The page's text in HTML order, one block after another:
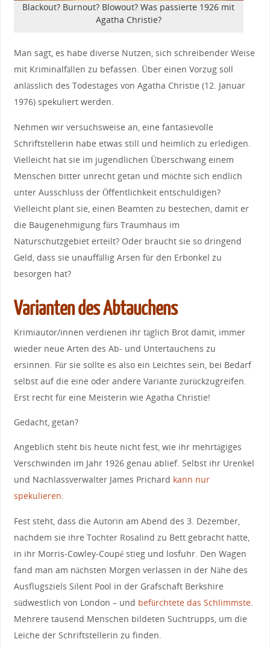
Blackout? Burnout? Blowout? Was passierte 1926 mit
Agatha Christie?
Man sagt, es habe diverse Nutzen, sich schreibender Weise
mit Kriminalfällen zu befassen. Über einen Vorzug soll
anlässlich des Todestages von Agatha Christie (12. Januar
1976) spekuliert werden.
Nehmen wir versuchsweise an, eine fantasievolle
Schriftstellerin habe etwas still und heimlich zu erledigen.
Vielleicht hat sie im jugendlichen Überschwang einem
Menschen bitter unrecht getan und möchte sich endlich
unter Ausschluss der Öffentlichkeit entschuldigen?
Vielleicht plant sie, einen Beamten zu bestechen, damit er
die Baugenehmigung fürs Traumhaus im
Naturschutzgebiet erteilt? Oder braucht sie so dringend
Geld, dass sie unauffällig Arsen für den Erbonkel zu
besorgen hat?
Varianten des Abtauchens
Krimiautor/innen verdienen ihr täglich Brot damit, immer
wieder neue Arten des Ab- und Untertauchens zu
ersinnen. Für sie sollte es also ein Leichtes sein, bei Bedarf
selbst auf die eine oder andere Variante zurückzugreifen.
Erst recht für eine Meisterin wie Agatha Christie!
Gedacht, getan?
Angeblich steht bis heute nicht fest, wie ihr mehrtägiges
Verschwinden im Jahr 1926 genau ablief. Selbst ihr Urenkel
und Nachlassverwalter James Prichard kann nur
spekulieren.
Fest steht, dass die Autorin am Abend des 3. Dezember,
nachdem sie ihre Tochter Rosalind zu Bett gebracht hatte,
in ihr Morris-Cowley-Coupé stieg und losfuhr. Den Wagen
fand man am nächsten Morgen verlassen in der Nähe des
Ausflugsziels Silent Pool in der Grafschaft Berkshire
südwestlich von London – und befürchtete das Schlimmste.
Mehrere tausend Menschen bildeten Suchtrupps, um die
Leiche der Schriftstellerin zu finden.